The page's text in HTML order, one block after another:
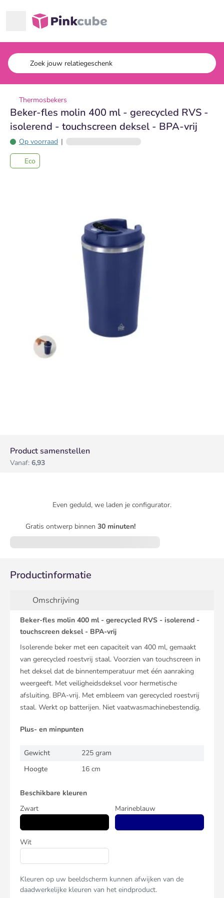
Pinkcube
Thermosbekers
Beker-fles molin 400 ml - gerecycled RVS -
isolerend - touchscreen deksel - BPA-vrij
Op voorraad |
Eco
Product samenstellen
Vanaf: 6,93
Even geduld, we laden je configurator.
Gratis ontwerp binnen 30 minuten!
Productinformatie
Omschrijving
Beker-fles molin 400 ml - gerecycled RVS - isolerend -
touchscreen deksel - BPA-vrij
Isolerende beker met een capaciteit van 400 ml, gemaakt
van gerecycled roestvrij staal. Voorzien van touchscreen in
het deksel dat de binnentemperatuur met één aanraking
weergeeft. Met veiligheidsdeksel voor hermetische
afsluiting. BPA-vrij. Met embleem van gerecycled roestvrij
staal. Werkt op batterijen. Niet vaatwasmachinebestendig.
Plus- en minpunten
Gewicht
225 gram
Hoogte
16 cm
Beschikbare kleuren
Zwart
Marineblauw
Wit
Kleuren op uw beeldscherm kunnen afwijken van de
daadwerkelijke kleuren van het eindproduct.